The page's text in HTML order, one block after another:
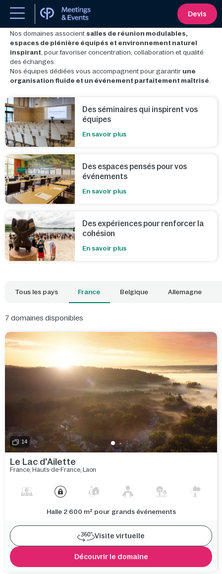
Devis
Séminaires et réunions d’entreprise
Nos domaines associent salles de réunion modulables,
espaces de plénière équipés et environnement naturel
inspirant, pour favoriser concentration, collaboration et qualité
des échanges.
Nos équipes dédiées vous accompagnent pour garantir une
organisation fluide et un événement parfaitement maîtrisé.
Des séminaires qui inspirent vos
équipes
En savoir plus
Des espaces pensés pour vos
événements
En savoir plus
Des expériences pour renforcer la
cohésion
En savoir plus
Tous les pays France Belgique Allemagne
7 domaines disponibles
14
Le Lac d'Ailette
France, Hauts-de-France, Laon
Halle 2 600 m² pour grands événements
Visite virtuelle
Découvrir le domaine